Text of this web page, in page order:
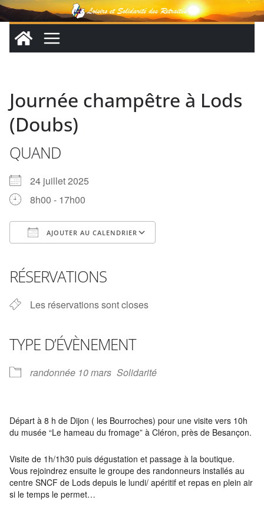
Passer
au
contenu
Journée champêtre à Lods
(Doubs)
QUAND
24 juillet 2025
8h00 - 17h00
AJOUTER AU CALENDRIER
RÉSERVATIONS
Les réservations sont closes
TYPE D’ÉVÈNEMENT
randonnée 10 mars Solidarité
Départ à 8 h de Dijon ( les Bourroches) pour une visite vers 10h
du musée “Le hameau du fromage” à Cléron, près de Besançon.
Visite de 1h/1h30 puis dégustation et passage à la boutique.
Vous rejoindrez ensuite le groupe des randonneurs installés au
centre SNCF de Lods depuis le lundi/ apéritif et repas en plein air
si le temps le permet…